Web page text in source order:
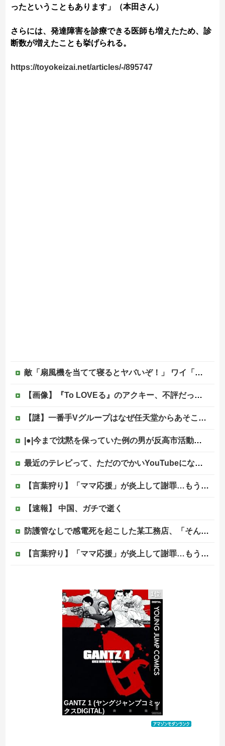
ったということもあります」（本田さん）
さらには、発達障害を診療できる医師も増えたため、診
断数が増えたことも挙げられる。
https://toyokeizai.net/articles/-/895747
敵「扇風機を当てて寝るとヤバいぞ！」 ワイ「大丈夫やろｗｗｗ」扇風機ポチー
【画像】『To LOVEる』のアクキー、不評だった理由が明確すぎる
【謎】一番手Vグループはなぜ任天堂からあそこまで寵愛されるんだ？
|●|今まで沈黙を保っていた例の男が反高市活動を再開した模様、財務省を手を組んでの返り咲きが狙いか？
最近のテレビって、ただのでかいYouTubeになりつつあるよな他
【言葉狩り】「ママ応援」が炎上して謝罪…もう何も言えない
【速報】 中国、ガチで逝く
防護管なしで感電死を起こした某工務店、「そんな危険な現場お断りしますわ!と断って正解やったわ」と業者が業界事情を告白
【言葉狩り】「ママ応援」が炎上して謝罪…もう何も言えない
海外「同じ髪の長さでも女子はボーイッシュ、男子は女っぽい扱いになる」呼び名が逆転する境界線あるある…？
松のや「ママ応援企画」がなぜ許されない？「窮屈な世の中」に住む不幸、「尊重し合える社会」は遠ざかる一方
【移民政策反対】イオンの売り場で唐揚げを食う中国人の子供
1位
GANTZ 1 (ヤングジャンプコミッ
クスDIGITAL)
価格：¥100